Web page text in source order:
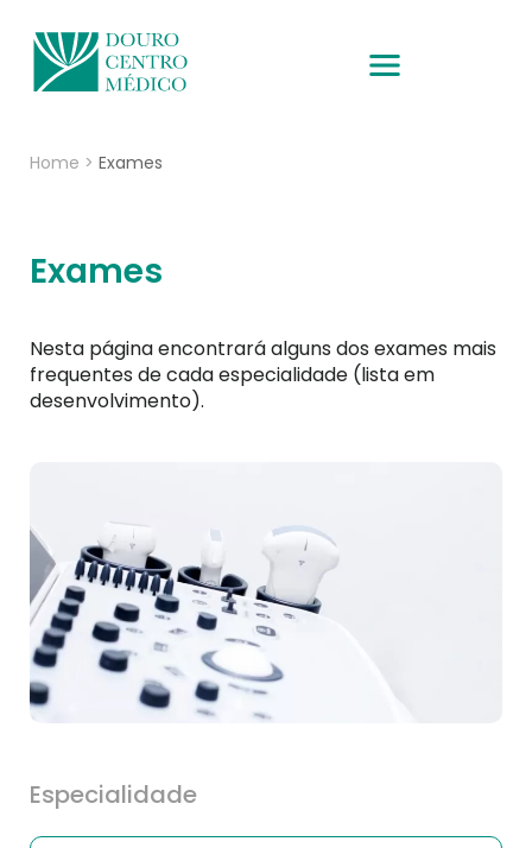
Home > Exames
Exames
Nesta página encontrará alguns dos exames mais
frequentes de cada especialidade (lista em
desenvolvimento).
Especialidade